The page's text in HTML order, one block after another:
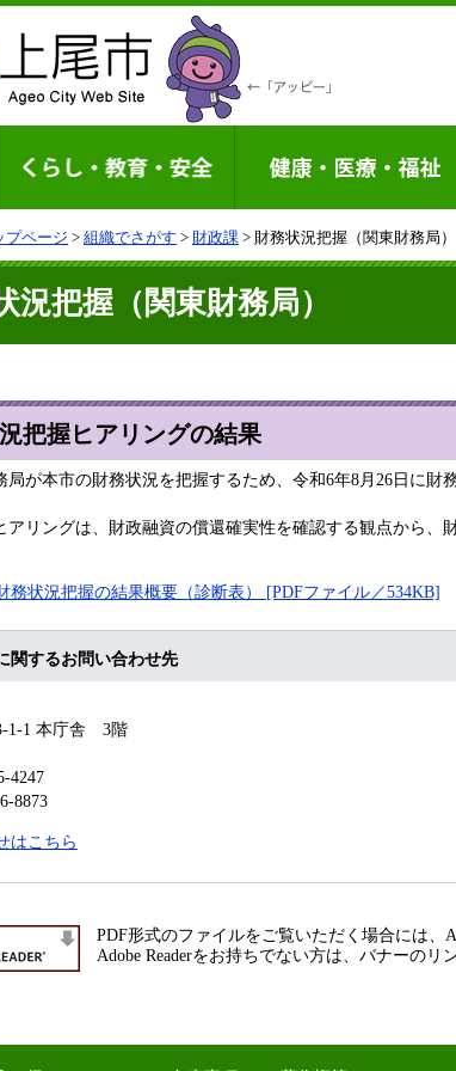
プページ > 組織でさがす > 財政課 > 財務状況把握（関東財務局）
況把握（関東財務局）
把握ヒアリングの結果
局が本市の財務状況を把握するため、令和6年8月26日に
アリングは、財政融資の償還確実性を確認する観点から
務状況把握の結果概要（診断表） [PDFファイル／534KB]
関するお問い合わせ先
1-1 本庁舎 3階
4247
8873
はこちら
PDF形式のファイルをご覧いただく場合には、
Adobe Readerをお持ちでない方は、バナーの